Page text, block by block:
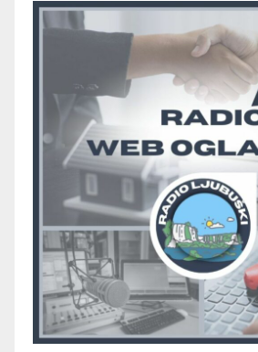
Grma “vratio u igru”